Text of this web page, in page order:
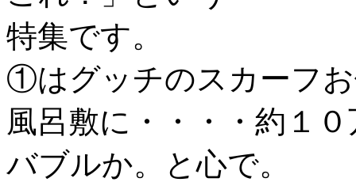
特集です。
①はグッチのスカーフ
風呂敷に・・・・約１
バブルか。と心で。